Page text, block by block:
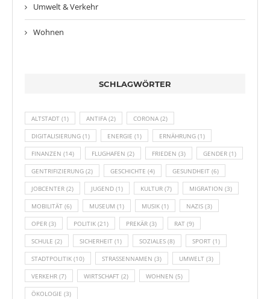
Umwelt & Verkehr
Wohnen
SCHLAGWÖRTER
ALTSTADT (1) ANTIFA (2) CORONA (2)
DIGITALISIERUNG (1) ENERGIE (1) ERNÄHRUNG (1)
FINANZEN (14) FLUGHAFEN (2) FRIEDEN (3) GENDER (1)
GENTRIFIZIERUNG (2) GESCHICHTE (4) GESUNDHEIT (6)
JOBCENTER (2) JUGEND (1) KULTUR (7) MIGRATION (3)
MOBILITÄT (6) MUSEUM (1) MUSIK (1) NAZIS (3)
OPER (3) POLITIK (21) PREKÄR (3) RAT (9)
SCHULE (2) SICHERHEIT (1) SOZIALES (8) SPORT (1)
STADTPOLITIK (10) STRASSENNAMEN (3) UMWELT (3)
VERKEHR (7) WIRTSCHAFT (2) WOHNEN (5)
ÖKOLOGIE (3)